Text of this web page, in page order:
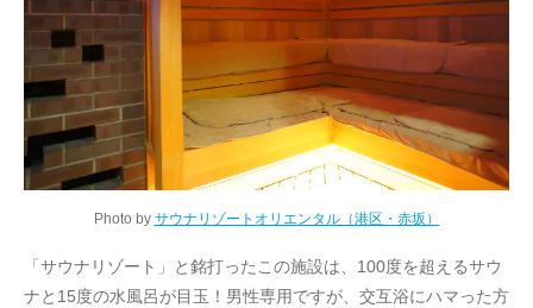
Photo by サウナリゾートオリエンタル（港区・赤坂）
「サウナリゾート」と銘打ったこの施設は、100度を超えるサウ
ナと15度の水風呂が目玉！男性専用ですが、交互浴にハマった方